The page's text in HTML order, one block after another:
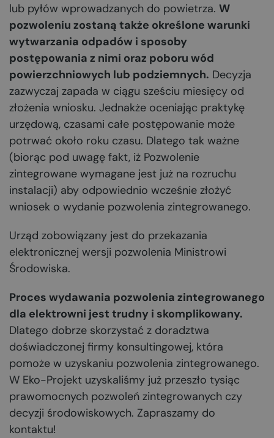
lub pyłów wprowadzanych do powietrza. W
pozwoleniu zostaną także określone warunki
wytwarzania odpadów i sposoby
postępowania z nimi oraz poboru wód
powierzchniowych lub podziemnych. Decyzja
zazwyczaj zapada w ciągu sześciu miesięcy od
złożenia wniosku. Jednakże oceniając praktykę
urzędową, czasami całe postępowanie może
potrwać około roku czasu. Dlatego tak ważne
(biorąc pod uwagę fakt, iż Pozwolenie
zintegrowane wymagane jest już na rozruchu
instalacji) aby odpowiednio wcześnie złożyć
wniosek o wydanie pozwolenia zintegrowanego.
Urząd zobowiązany jest do przekazania
elektronicznej wersji pozwolenia Ministrowi
Środowiska.
Proces wydawania pozwolenia zintegrowanego
dla elektrowni jest trudny i skomplikowany.
Dlatego dobrze skorzystać z doradztwa
doświadczonej firmy konsultingowej, która
pomoże w uzyskaniu pozwolenia zintegrowanego.
W Eko-Projekt uzyskaliśmy już przeszło tysiąc
prawomocnych pozwoleń zintegrowanych czy
decyzji środowiskowych. Zapraszamy do
kontaktu!